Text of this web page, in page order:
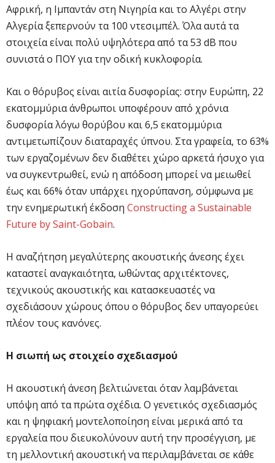
Αφρική, η Ιμπαντάν στη Νιγηρία και το Αλγέρι στην
Αλγερία ξεπερνούν τα 100 ντεσιμπέλ. Όλα αυτά τα
στοιχεία είναι πολύ υψηλότερα από τα 53 dB που
συνιστά ο ΠΟΥ για την οδική κυκλοφορία.
Και ο θόρυβος είναι αιτία δυσφορίας: στην Ευρώπη, 22
εκατομμύρια άνθρωποι υποφέρουν από χρόνια
δυσφορία λόγω θορύβου και 6,5 εκατομμύρια
αντιμετωπίζουν διαταραχές ύπνου. Στα γραφεία, το 63%
των εργαζομένων δεν διαθέτει χώρο αρκετά ήσυχο για
να συγκεντρωθεί, ενώ η απόδοση μπορεί να μειωθεί
έως και 66% όταν υπάρχει ηχορύπανση, σύμφωνα με
την ενημερωτική έκδοση Constructing a Sustainable
Future by Saint-Gobain.
H αναζήτηση μεγαλύτερης ακουστικής άνεσης έχει
καταστεί αναγκαιότητα, ωθώντας αρχιτέκτονες,
τεχνικούς ακουστικής και κατασκευαστές να
σχεδιάσουν χώρους όπου ο θόρυβος δεν υπαγορεύει
πλέον τους κανόνες.
Η σιωπή ως στοιχείο σχεδιασμού
Η ακουστική άνεση βελτιώνεται όταν λαμβάνεται
υπόψη από τα πρώτα σχέδια. Ο γενετικός σχεδιασμός
και η ψηφιακή μοντελοποίηση είναι μερικά από τα
εργαλεία που διευκολύνουν αυτή την προσέγγιση, με
τη μελλοντική ακουστική να περιλαμβάνεται σε κάθε